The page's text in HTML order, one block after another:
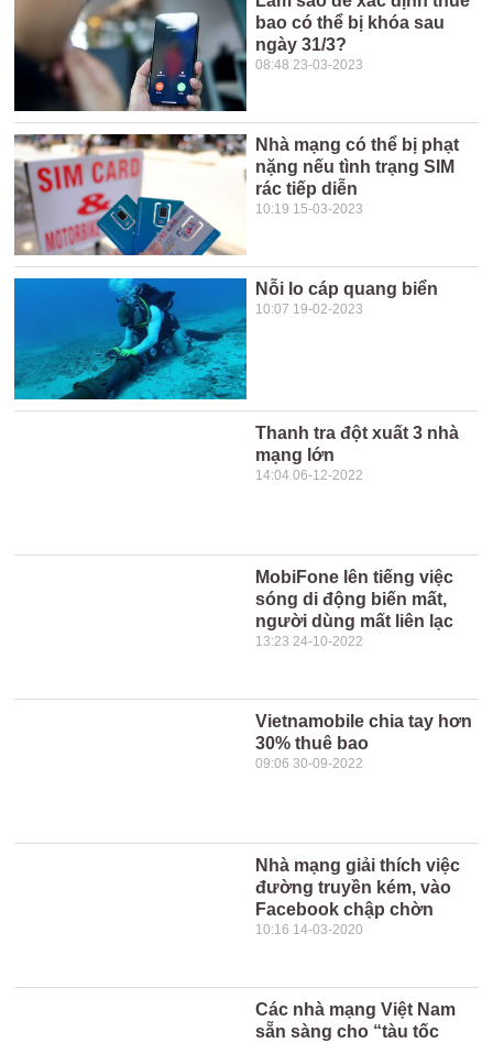
bao có thể bị khóa sau
ngày 31/3?
08:48 23-03-2023
Nhà mạng có thể bị phạt
nặng nếu tình trạng SIM
rác tiếp diễn
10:19 15-03-2023
Nỗi lo cáp quang biển
10:07 19-02-2023
Thanh tra đột xuất 3 nhà
mạng lớn
14:04 06-12-2022
MobiFone lên tiếng việc
sóng di động biến mất,
người dùng mất liên lạc
13:23 24-10-2022
Vietnamobile chia tay hơn
30% thuê bao
09:06 30-09-2022
Nhà mạng giải thích việc
đường truyền kém, vào
Facebook chập chờn
10:16 14-03-2020
Các nhà mạng Việt Nam
sẵn sàng cho “tàu tốc